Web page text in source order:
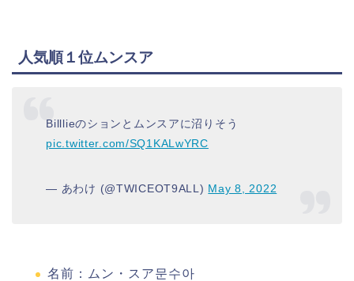
人気順１位ムンスア
Billlieのションとムンスアに沼りそう
pic.twitter.com/SQ1KALwYRC
— あわけ (@TWICEOT9ALL) May 8, 2022
名前：ムン・スア문수아